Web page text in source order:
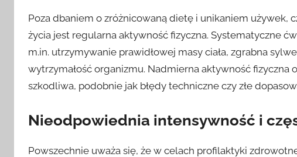
Poza dbaniem o zróżnicowaną dietę i unikaniem używek,
życia jest regularna aktywność fizyczna. Systematyczne
m.in. utrzymywanie prawidłowej masy ciała, zgrabna
wytrzymałość organizmu. Nadmierna aktywność
szkodliwa, podobnie jak błędy techniczne czy złe
Nieodpowiednia intensywność i
Powszechnie uważa się, że w celach profilaktyki